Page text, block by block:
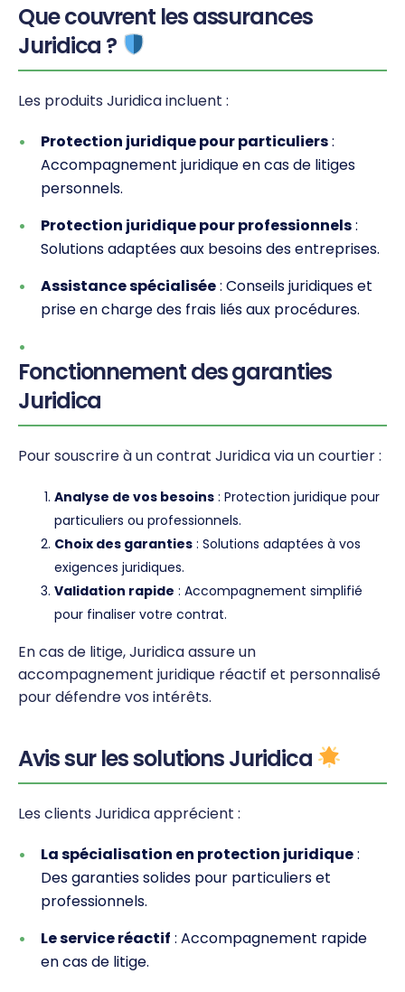
Que couvrent les assurances
Juridica ?
Les produits Juridica incluent :
Protection juridique pour particuliers:
Accompagnement juridique en cas de litiges
personnels.
Protection juridique pour professionnels:
Solutions adaptées aux besoins des entreprises.
Assistance spécialisée: Conseils juridiques et
prise en charge des frais liés aux procédures.
Fonctionnement des garanties
Juridica
Pour souscrire à un contrat Juridica via un courtier :
Analyse de vos besoins : Protection juridique pour
particuliers ou professionnels.
Choix des garanties : Solutions adaptées à vos
exigences juridiques.
Validation rapide : Accompagnement simplifié
pour finaliser votre contrat.
En cas de litige, Juridica assure un
accompagnement juridique réactif et personnalisé
pour défendre vos intérêts.
Avis sur les solutions Juridica
Les clients Juridica apprécient :
La spécialisation en protection juridique:
Des garanties solides pour particuliers et
professionnels.
Le service réactif : Accompagnement rapide
en cas de litige.